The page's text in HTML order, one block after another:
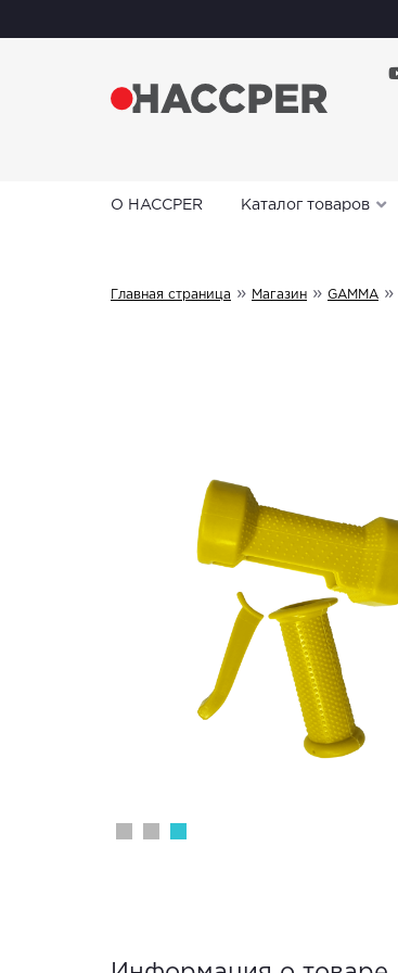
О HACCPER Каталог товаров
Главная страница » Магазин » GAMMA »